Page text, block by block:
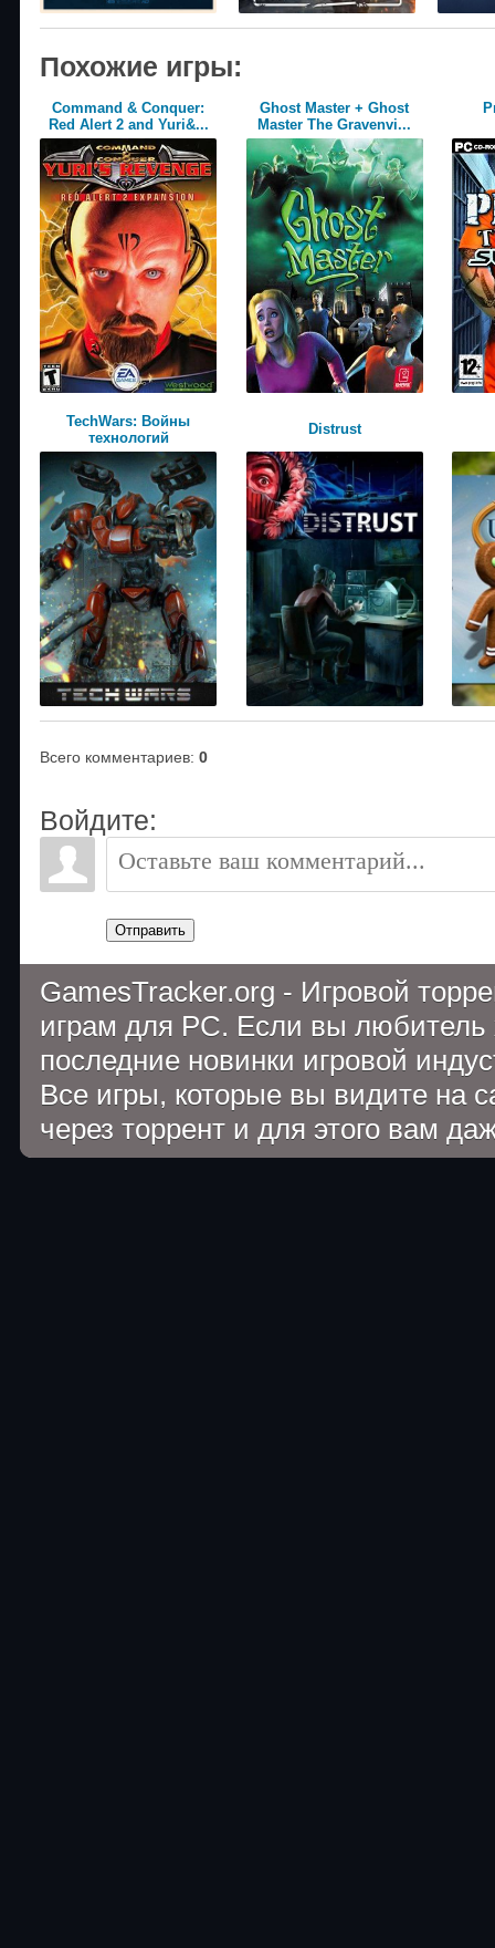
Похожие игры:
Command & Conquer:
Red Alert 2 and Yuri&...
Ghost Master + Ghost
Master The Gravenvi...
TechWars: Войны
технологий
Distrust
Всего комментариев: 0
Войдите:
Отправить
GamesTracker.org - Игровой
играм для PC. Если вы
последние новинки игровой
Все игры, которые вы видите на
через торрент и для этого вам